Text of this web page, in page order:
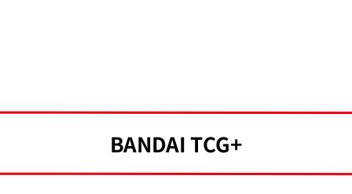
BANDAI TCG+